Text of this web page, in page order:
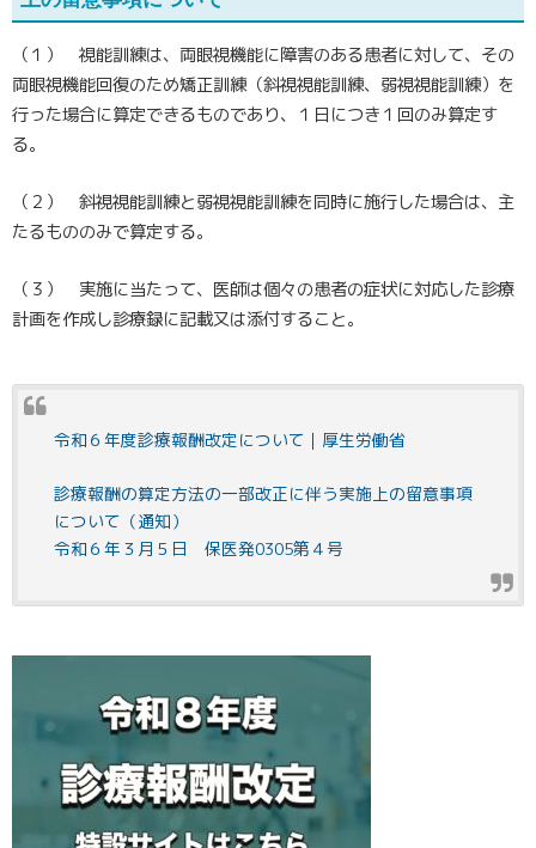
（１） 視能訓練は、両眼視機能に障害のある患者に対して、その
両眼視機能回復のため矯正訓練（斜視視能訓練、弱視視能訓練）を
行った場合に算定できるものであり、１日につき１回のみ算定す
る。
（２） 斜視視能訓練と弱視視能訓練を同時に施行した場合は、主
たるもののみで算定する。
（３） 実施に当たって、医師は個々の患者の症状に対応した診療
計画を作成し診療録に記載又は添付すること。
令和６年度診療報酬改定について｜厚生労働省
診療報酬の算定方法の一部改正に伴う実施上の留意事項
について（通知）
令和６年３月５日 保医発0305第４号